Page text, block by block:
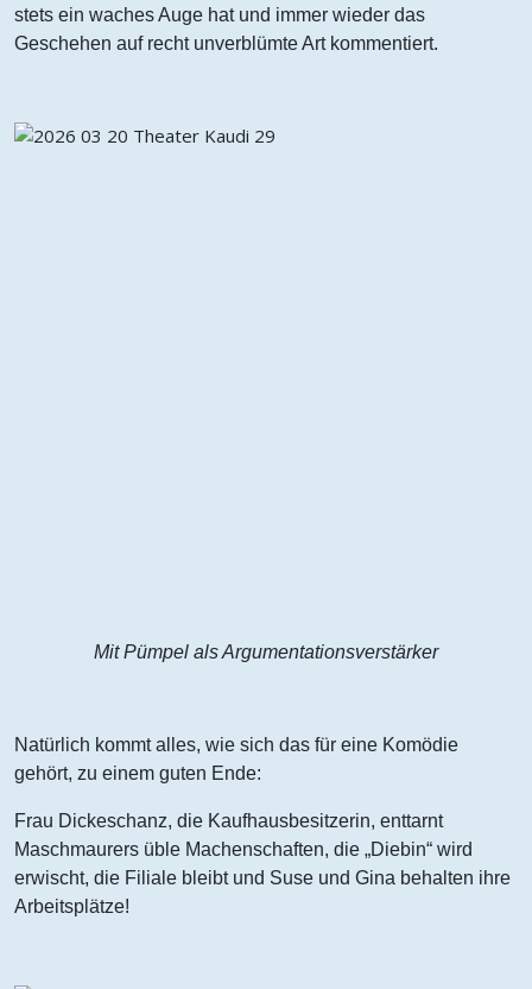
stets ein waches Auge hat und immer wieder das
Geschehen auf recht unverblümte Art kommentiert.
Mit Pümpel als Argumentationsverstärker
Natürlich kommt alles, wie sich das für eine Komödie
gehört, zu einem guten Ende:
Frau Dickeschanz, die Kaufhausbesitzerin, enttarnt
Maschmaurers üble Machenschaften, die „Diebin“ wird
erwischt, die Filiale bleibt und Suse und Gina behalten ihre
Arbeitsplätze!